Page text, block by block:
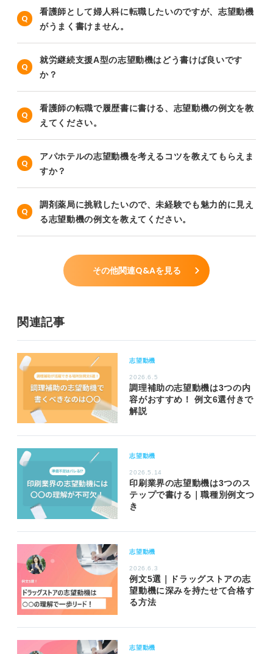
看護師として婦人科に転職したいのですが、志望動機
がうまく書けません。
就労継続支援A型の志望動機はどう書けば良いです
か？
看護師の転職で履歴書に書ける、志望動機の例文を教
えてください。
アパホテルの志望動機を考えるコツを教えてもらえま
すか？
調剤薬局に挑戦したいので、未経験でも魅力的に見え
る志望動機の例文を教えてください。
その他関連Q&Aを見る
関連記事
志望動機
2026.6.5
調理補助の志望動機は3つの内
容がおすすめ！ 例文6選付きで
解説
志望動機
2026.5.14
印刷業界の志望動機は3つのス
テップで書ける｜職種別例文つ
き
志望動機
2026.6.3
例文5選｜ドラッグストアの志
望動機に深みを持たせて合格す
る方法
志望動機